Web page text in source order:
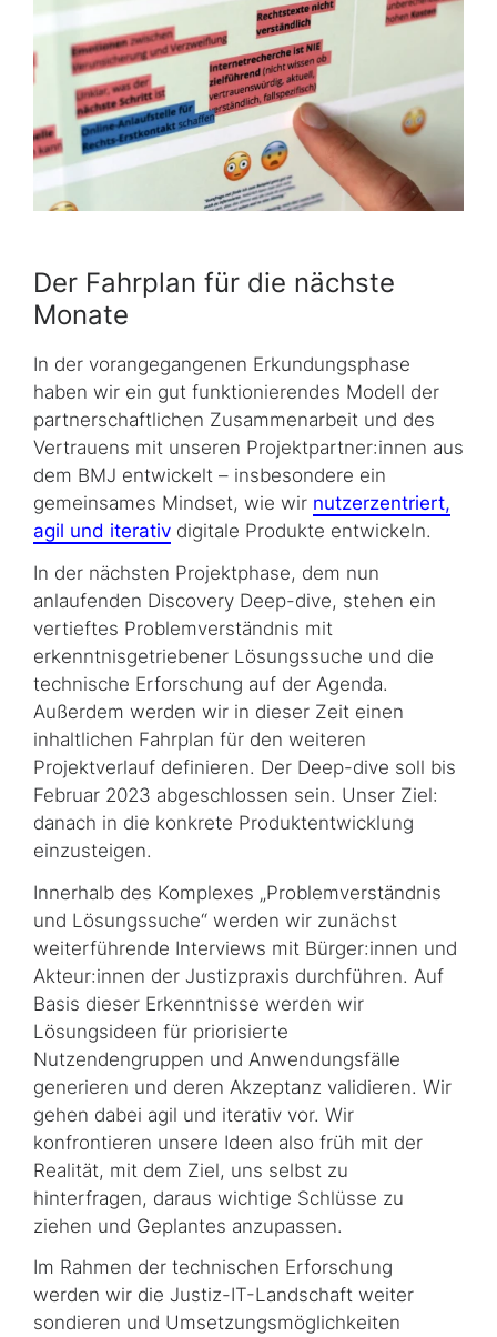
Der Fahrplan für die nächste
Monate
In der vorangegangenen Erkundungsphase
haben wir ein gut funktionierendes Modell der
partnerschaftlichen Zusammenarbeit und des
Vertrauens mit unseren Projekt­part­ner:innen aus
dem BMJ entwickelt – insbesondere ein
gemeinsames Mindset, wie wir nutzerzentriert,
agil und iterativ digitale Produkte entwickeln.
In der nächsten Projektphase, dem nun
anlaufenden Discovery Deep-dive, stehen ein
vertieftes Problemverständnis mit
erkenntnisgetriebener Lösungssuche und die
technische Erforschung auf der Agenda.
Außerdem werden wir in dieser Zeit einen
inhaltlichen Fahrplan für den weiteren
Projektverlauf definieren. Der Deep-dive soll bis
Februar 2023 abgeschlossen sein. Unser Ziel:
danach in die konkrete Produktentwicklung
einzusteigen.
Innerhalb des Komplexes „Problemverständnis
und Lösungssuche“ werden wir zunächst
weiterführende Interviews mit Bürger:innen und
Akteur:innen der Justizpraxis durchführen. Auf
Basis dieser Erkenntnisse werden wir
Lösungsideen für priorisierte
Nutzendengruppen und Anwendungsfälle
generieren und deren Akzeptanz validieren. Wir
gehen dabei agil und iterativ vor. Wir
konfrontieren unsere Ideen also früh mit der
Realität, mit dem Ziel, uns selbst zu
hinterfragen, daraus wichtige Schlüsse zu
ziehen und Geplantes anzupassen.
Im Rahmen der technischen Erforschung
werden wir die Justiz-IT-Landschaft weiter
sondieren und Umsetzungsmöglichkeiten